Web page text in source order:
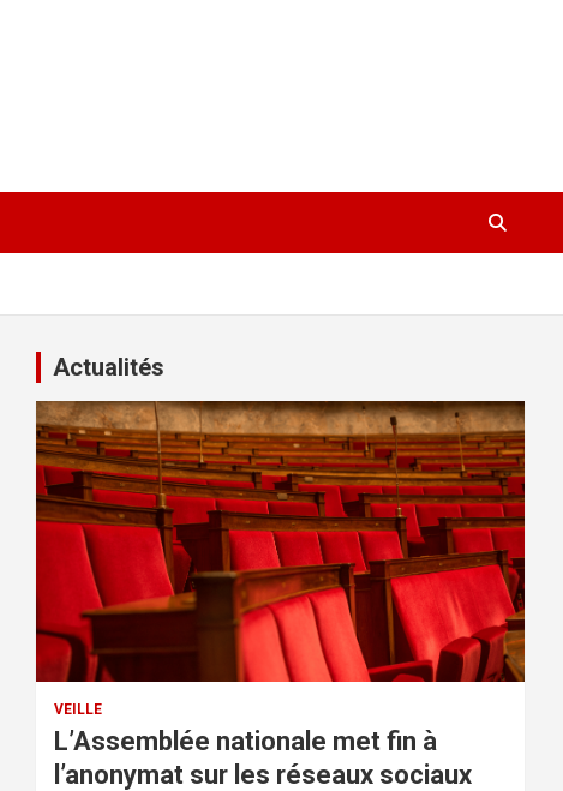
Actualités
VEILLE
L’Assemblée nationale met fin à
l’anonymat sur les réseaux sociaux